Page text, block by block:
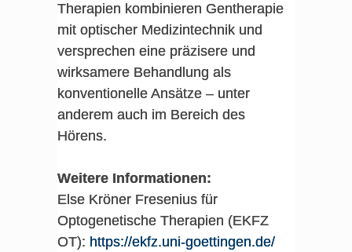
Therapien kombinieren Gentherapie
mit optischer Medizintechnik und
versprechen eine präzisere und
wirksamere Behandlung als
konventionelle Ansätze – unter
anderem auch im Bereich des
Hörens.
Weitere Informationen:
Else Kröner Fresenius für
Optogenetische Therapien (EKFZ
OT): https://ekfz.uni-goettingen.de/